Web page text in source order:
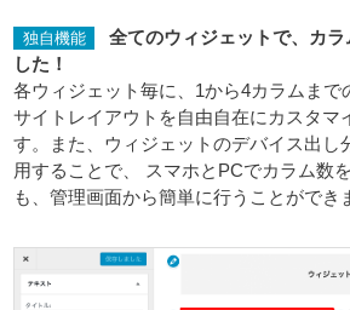
独自機能
全てのウィジェットで、カ
した！
各ウィジェット毎に、1から4カラムまで
サイトレイアウトを自由自在にカスタマ
す。また、ウィジェットのデバイス出し
用することで、 スマホとPCでカラム数
も、管理画面から簡単に行うことができ